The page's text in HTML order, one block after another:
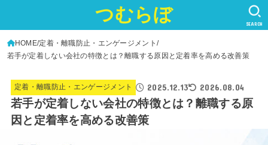
つむらぼ SEARCH
HOME 定着・離職防止・エンゲージメント
若手が定着しない会社の特徴とは？離職する原因と定着率を高める改善策
定着・離職防止・エンゲージメント 2025.12.13 2026.08.04
若手が定着しない会社の特徴とは？離職する原
因と定着率を高める改善策